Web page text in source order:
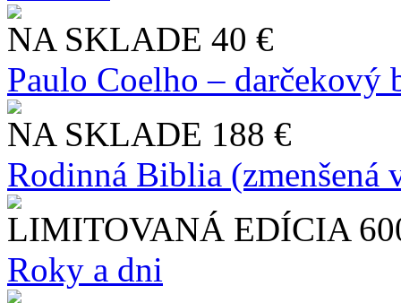
NA SKLADE 40 €
Paulo Coelho – darčekový
NA SKLADE 188 €
Rodinná Biblia (zmenšená
LIMITOVANÁ EDÍCIA
Roky a dni